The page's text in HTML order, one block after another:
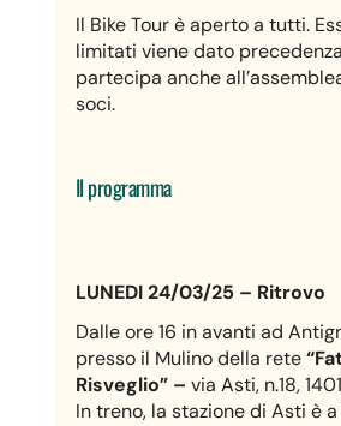
Il Bike Tour è aperto a tutti.
limitati viene dato
partecipa anche
soci.
Il programma
LUNEDI 24/03/25 – Ritrovo
Dalle ore 16 in avanti ad
presso il Mulino della rete
Risveglio” – via Asti, n.18,
In treno, la stazione di Asti è a